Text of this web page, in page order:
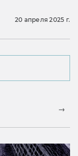
20 апреля 2025 г.